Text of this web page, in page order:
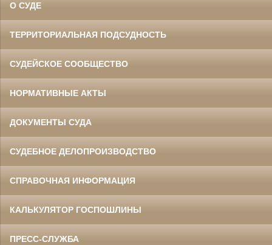
О СУДЕ
ТЕРРИТОРИАЛЬНАЯ ПОДСУДНОСТЬ
СУДЕЙСКОЕ СООБЩЕСТВО
НОРМАТИВНЫЕ АКТЫ
ДОКУМЕНТЫ СУДА
СУДЕБНОЕ ДЕЛОПРОИЗВОДСТВО
СПРАВОЧНАЯ ИНФОРМАЦИЯ
КАЛЬКУЛЯТОР ГОСПОШЛИНЫ
ПРЕСС-СЛУЖБА